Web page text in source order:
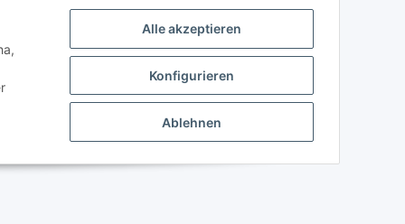
Alle akzeptieren
Konfigurieren
Ablehnen
Versandinformationen
Newsletter
Impressum
Widerrufsbelehrung